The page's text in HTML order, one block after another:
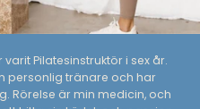
Pilatesinstruktör i sex år.
personlig tränare och har
Rörelse är min medicin, och